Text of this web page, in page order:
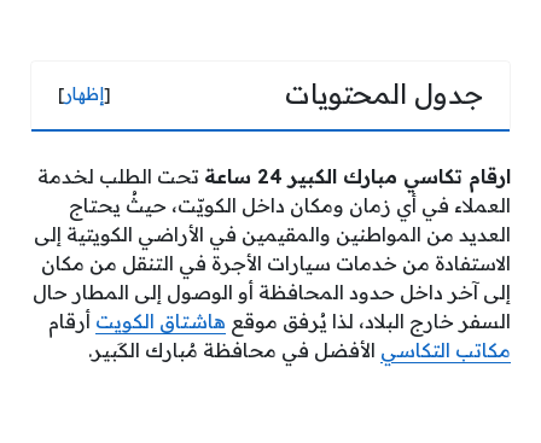
جدول المحتويات [إظهار]
ارقام تكاسي مبارك الكبير 24 ساعة
تحت الطلب لخدمة
العملاء في أي زمان ومكان داخل الكويّت، حيثُ يحتاج
العديد من المواطنين والمقيمين في الأراضي الكويتية إلى
الاستفادة من خدمات سيارات الأجرة في التنقل من مكان
إلى آخر داخل حدود المحافظة أو الوصول إلى المطار حال
السفر خارج البلاد، لذا يُرفق موقع هاشتاق الكويت أرقام
مكاتب التكاسي الأفضل في محافظة مُبارك الكَبير.